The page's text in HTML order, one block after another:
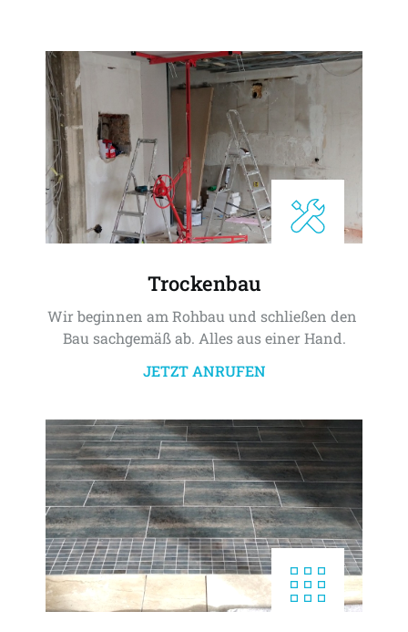
Trockenbau
Wir beginnen am Rohbau und schließen den
Bau sachgemäß ab. Alles aus einer Hand.
JETZT ANRUFEN